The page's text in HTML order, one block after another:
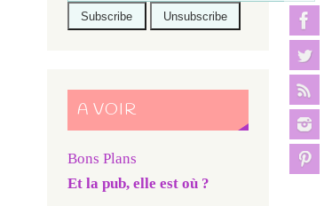
A VOIR
Bons Plans
Et la pub, elle est où ?